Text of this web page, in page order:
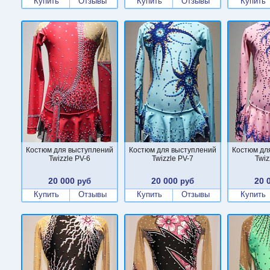
Костюм для выступлений
Twizzle PV-6
20 000руб
Купить
Отзывы
Костюм для выступлений
Twizzle PV-7
20 000руб
Купить
Отзывы
Костюм
20
Купить